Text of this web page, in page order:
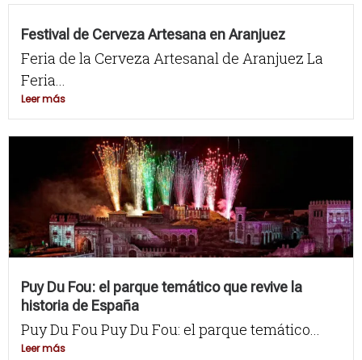
Festival de Cerveza Artesana en Aranjuez
Feria de la Cerveza Artesanal de Aranjuez La
Feria...
Leer más
Puy Du Fou: el parque temático que revive la
historia de España
Puy Du Fou Puy Du Fou: el parque temático...
Leer más